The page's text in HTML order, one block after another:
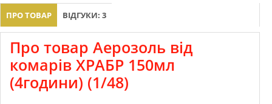
ПРО ТОВАР ВІДГУКИ: 3
Про товар Аерозоль від
комарів ХРАБР 150мл
(4години) (1/48)